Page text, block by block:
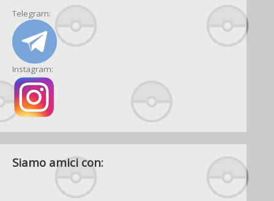
Telegram:
Instagram:
Siamo amici con: